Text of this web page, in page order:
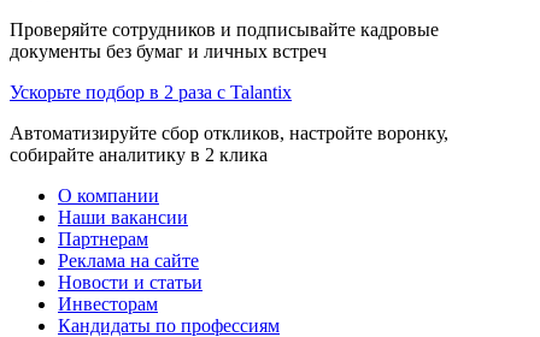
Проверяйте сотрудников и подписывайте кадровые
документы без бумаг и личных встреч
Ускорьте подбор в 2 раза с Talantix
Автоматизируйте сбор откликов, настройте воронку,
собирайте аналитику в 2 клика
О компании
Наши вакансии
Партнерам
Реклама на сайте
Новости и статьи
Инвесторам
Кандидаты по профессиям